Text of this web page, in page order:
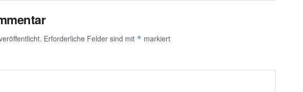
Erforderliche Felder sind mit * markiert